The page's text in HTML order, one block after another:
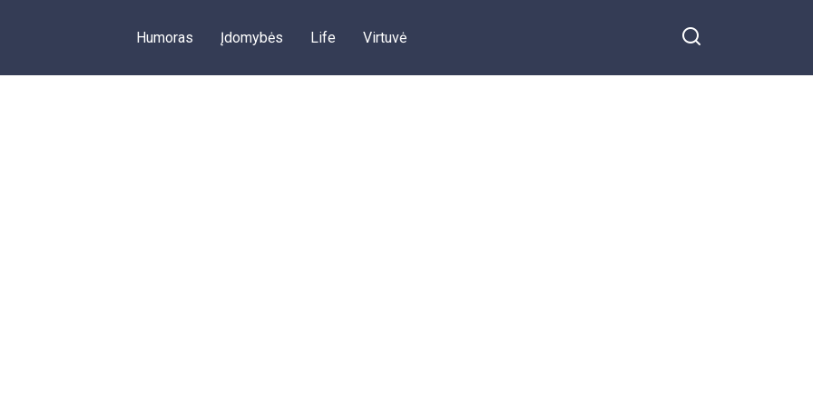
Humoras Įdomybės Life Virtuvė